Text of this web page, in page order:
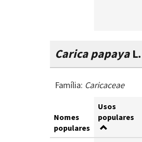
Carica papayaL.
Família: Caricaceae
Nomes
populares
Usos
populares